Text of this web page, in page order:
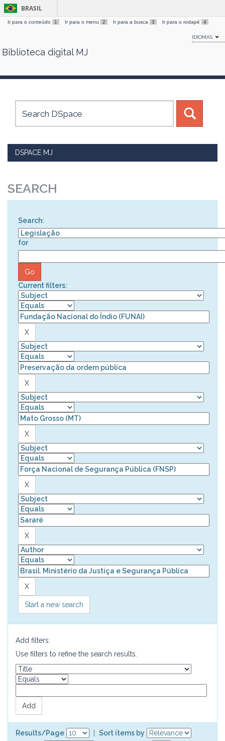
Skip
BRASIL
Ir para o conteúdo 1 Ir para o menu 2 Ir para a busca 3 Ir para o rodapé 4
IDIOMAS
Biblioteca digital MJ
DSPACE MJ
SEARCH
Search:
for
Current filters:
Start a new search
Add filters:
Use filters to refine the search results.
Results/Page
Sort items by